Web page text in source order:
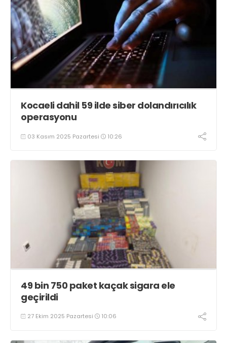
Kocaeli dahil 59 ilde siber dolandırıcılık
operasyonu
03 Kasım 2025 Pazartesi 10:26
49 bin 750 paket kaçak sigara ele
geçirildi
27 Ekim 2025 Pazartesi 10:06